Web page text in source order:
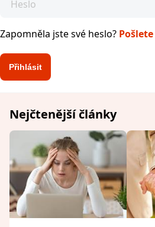
Zapomněla jste své heslo?
Nejčtenější články